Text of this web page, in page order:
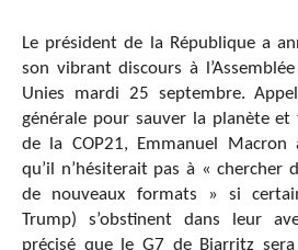
Le président de la République a
son vibrant discours à
Unies mardi 25 septembre.
générale pour sauver la planète et
de la COP21, Emmanuel Macron
qu’il n’hésiterait pas à « chercher
de nouveaux formats » si
Trump) s’obstinent dans leur
précisé que le G7 de Biarritz